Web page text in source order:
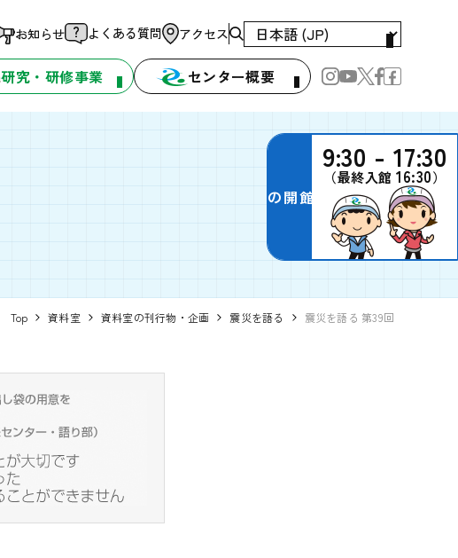
お知らせ よくある質問 アクセス
本日の開館時間
9:30 - 17:30
（最終入館16:30）
研究・研修事業 センター概要
Top 資料室 資料室の刊行物・企画 震災を語る 震災を語る 第39回